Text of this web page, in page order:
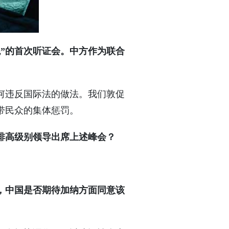
的首次听证会。中方作为联合
反国际法的做法。我们敦促
众的集体惩罚。
级别领导出席上述峰会？
中国是否期待加纳方面同意该